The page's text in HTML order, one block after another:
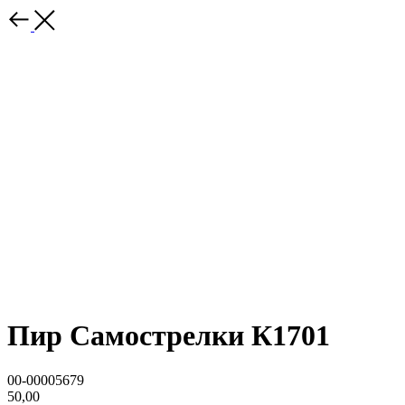
Пир Самострелки К1701
00-00005679
50,00